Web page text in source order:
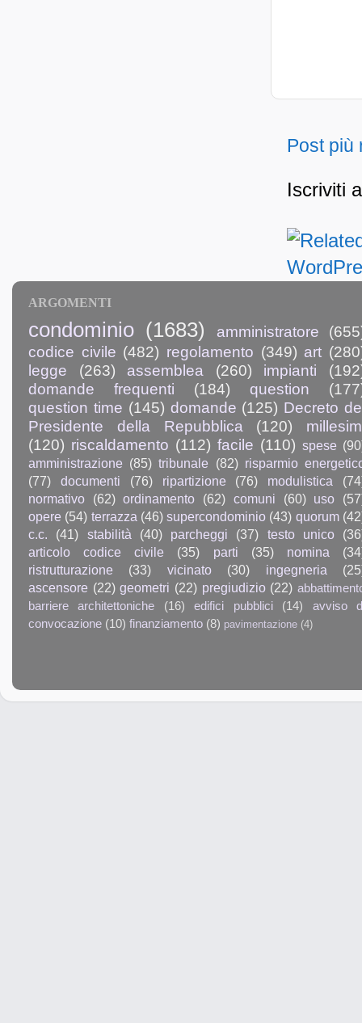
Post più
Iscriviti
ARGOMENTI
condominio (1683) amministratore
codice civile (482) regolamento (349) art
legge
(263) assemblea (260) impianti
domande frequenti
(184) question
question time (145) domande (125) Decreto
Presidente della Repubblica
(120)
(120) riscaldamento (112) facile (110) spese
amministrazione (85) tribunale (82) risparmio
(77)
documenti (76) ripartizione (76) modulistica
normativo
(62) ordinamento (62) comuni (60) uso
opere (54) terrazza (46) supercondominio (43) quorum
c.c.
(41) stabilità (40) parcheggi (37) testo unico
articolo codice civile
(35) parti (35) nomina
ristrutturazione
(33) vicinato (30) ingegneria
ascensore (22) geometri (22) pregiudizio (22)
barriere architettoniche
(16) edifici pubblici (14)
avviso
convocazione (10) finanziamento (8) pavimentazione (4)